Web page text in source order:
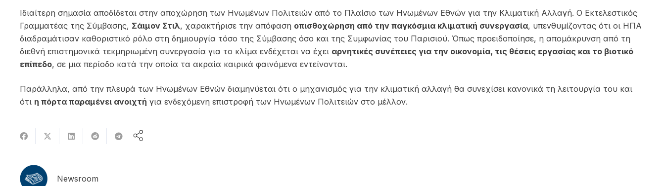
Ιδιαίτερη σημασία αποδίδεται στην αποχώρηση των Ηνωμένων Πολιτειών από το Πλαίσιο των Ηνωμένων Εθνών για την Κλιματική Αλλαγή. Ο Εκτελεστικός
Γραμματέας της Σύμβασης, Σάιμον Στιλ, χαρακτήρισε την απόφαση οπισθοχώρηση από την παγκόσμια κλιματική συνεργασία, υπενθυμίζοντας ότι οι ΗΠΑ
διαδραμάτισαν καθοριστικό ρόλο στη δημιουργία τόσο της Σύμβασης όσο και της Συμφωνίας του Παρισιού. Όπως προειδοποίησε, η απομάκρυνση από τη
διεθνή επιστημονικά τεκμηριωμένη συνεργασία για το κλίμα ενδέχεται να έχει αρνητικές συνέπειες για την οικονομία, τις θέσεις εργασίας και το βιοτικό
επίπεδο, σε μια περίοδο κατά την οποία τα ακραία καιρικά φαινόμενα εντείνονται.
Παράλληλα, από την πλευρά των Ηνωμένων Εθνών διαμηνύεται ότι ο μηχανισμός για την κλιματική αλλαγή θα συνεχίσει κανονικά τη λειτουργία του και
ότι η πόρτα παραμένει ανοιχτή για ενδεχόμενη επιστροφή των Ηνωμένων Πολιτειών στο μέλλον.
Newsroom